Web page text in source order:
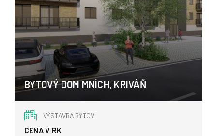
BYTOVÝ DOM MNÍCH, KRIVÁŇ
Kriváň
VÝSTAVBA BYTOV
CENA V RK